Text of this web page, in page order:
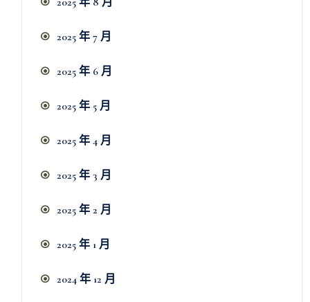
2025 年 7 月
2025 年 6 月
2025 年 5 月
2025 年 4 月
2025 年 3 月
2025 年 2 月
2025 年 1 月
2024 年 12 月